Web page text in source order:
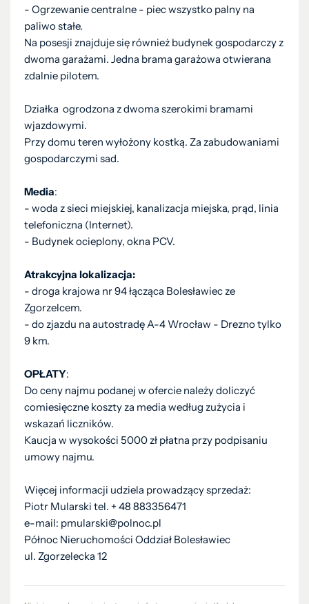
- Ogrzewanie centralne - piec wszystko palny na
paliwo stałe.
Na posesji znajduje się również budynek gospodarczy z
dwoma garażami. Jedna brama garażowa otwierana
zdalnie pilotem.
Działka ogrodzona z dwoma szerokimi bramami
wjazdowymi.
Przy domu teren wyłożony kostką. Za zabudowaniami
gospodarczymi sad.
Media:
- woda z sieci miejskiej, kanalizacja miejska, prąd, linia
telefoniczna (Internet).
- Budynek ocieplony, okna PCV.
Atrakcyjna lokalizacja:
- droga krajowa nr 94 łącząca Bolesławiec ze
Zgorzelcem.
- do zjazdu na autostradę A-4 Wrocław - Drezno tylko
9 km.
OPŁATY:
Do ceny najmu podanej w ofercie należy doliczyć
comiesięczne koszty za media według zużycia i
wskazań liczników.
Kaucja w wysokości 5000 zł płatna przy podpisaniu
umowy najmu.
Więcej informacji udziela prowadzący sprzedaż:
Piotr Mularski tel. + 48 883356471
e-mail: pmularski@polnoc.pl
Północ Nieruchomości Oddział Bolesławiec
ul. Zgorzelecka 12